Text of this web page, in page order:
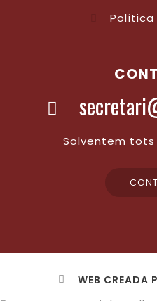
Política
Solventem
WEB CREADA